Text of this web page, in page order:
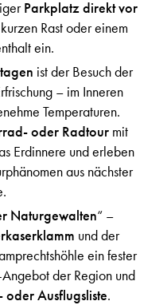
Parkplatz direkt vor
Rast oder einem
ein.
ist der Besuch der
– im Inneren
Temperaturen.
oder Radtourmit
Erdinnere und erleben
aus nächster
Naturgewalten“ –
und der
ein fester
der Region und
oder Ausflugsliste.